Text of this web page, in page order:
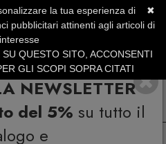
NEWSLETTER
del 5% su tutto il
e
+39.0773.470.562
| Fino al 31 Agosto
✖
la tua esperienza di
pubblicitari attinenti agli articoli di
QUESTO SITO, ACCONSENTI
GLI SCOPI SOPRA CITATI